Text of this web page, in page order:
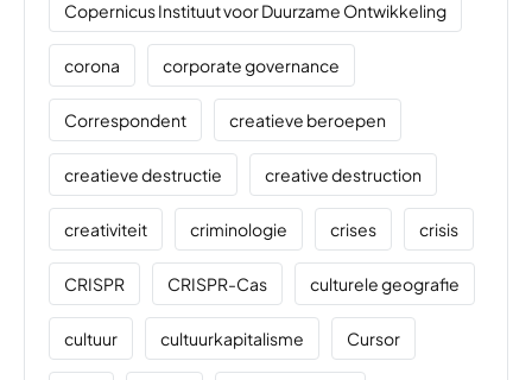
Copernicus Instituut voor Duurzame Ontwikkeling
corona corporate governance
Correspondent creatieve beroepen
creatieve destructie creative destruction
creativiteit criminologie crises crisis
CRISPR CRISPR-Cas culturele geografie
cultuur cultuurkapitalisme Cursor